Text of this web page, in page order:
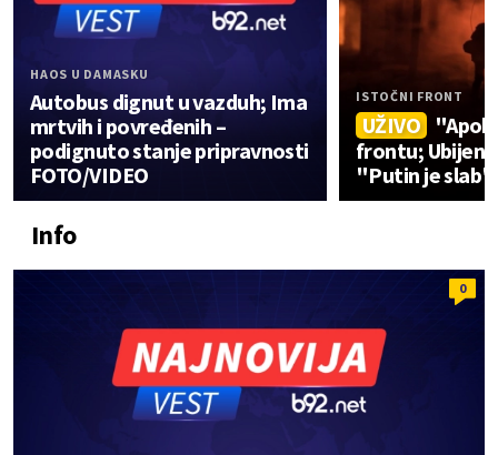
HAOS U DAMASKU
Autobus dignut u vazduh; Ima
mrtvih i povređenih –
podignuto stanje pripravnosti
FOTO/VIDEO
ISTOČNI FRONT
UŽIVO
frontu; Ubijen
"Putin je slab"
Info
0